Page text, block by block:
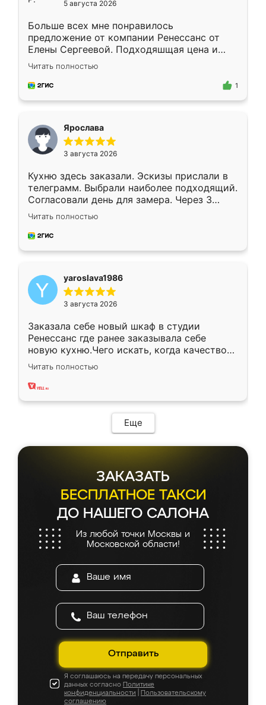
5 августа 2026
Больше всех мне понравилось
предложение от компании Ренессанс от
Елены Сергеевой. Подходяшщая цена и
короткие сроки изготовления. Приехавший
для замера сотрудник Владислав
предложил по моему эскизу самый
Читать полностью
1
Ярослава
3 августа 2026
Кухню здесь заказали. Эскизы прислали в
телеграмм. Выбрали наиболее подходящий.
Согласовали день для замера. Через 3
недели кухня была уже готова. Остались
довольны работой. Спасибо Ренессанс
мебель за качественную работу!
Читать полностью
yaroslava1986
3 августа 2026
Заказала себе новый шкаф в студии
Ренессанс где ранее заказывала себе
новую кухню.Чего искать, когда качеством
вполне довольна. Служит кухня уже почти
два года, нареканий нет.
Читать полностью
Еще
ЗАКАЗАТЬ
БЕСПЛАТНОЕ ТАКСИ
ДО НАШЕГО САЛОНА
Из любой точки Москвы и
Московской области!
Отправить
Я соглашаюсь на передачу персональных
данных согласно Политике
конфиденциальности
Пользовательскому
соглашению